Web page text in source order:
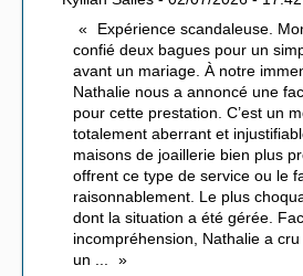
Expérience scandaleuse.
confié deux bagues pour un
avant un mariage. À notre
Nathalie nous a annoncé une
pour cette prestation. C’est un
totalement aberrant et
maisons de joaillerie bien plus
offrent ce type de service ou le
raisonnablement. Le plus
dont la situation a été gérée.
incompréhension, Nathalie a
un ...